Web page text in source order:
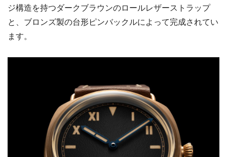
ジ構造を持つダークブラウンのロールレザーストラップ
と、ブロンズ製の台形ピンバックルによって完成されてい
ます。